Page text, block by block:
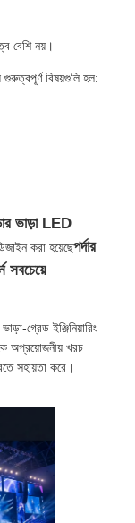
বেশি নয়।
বিষয়গুলি হল:
ভাড়া LED
করা হয়েছেপর্দার
সবচেয়ে
গ্রেড ইঞ্জিনিয়ারিং
অপ্রয়োজনীয় খরচ
সহায়তা করে।